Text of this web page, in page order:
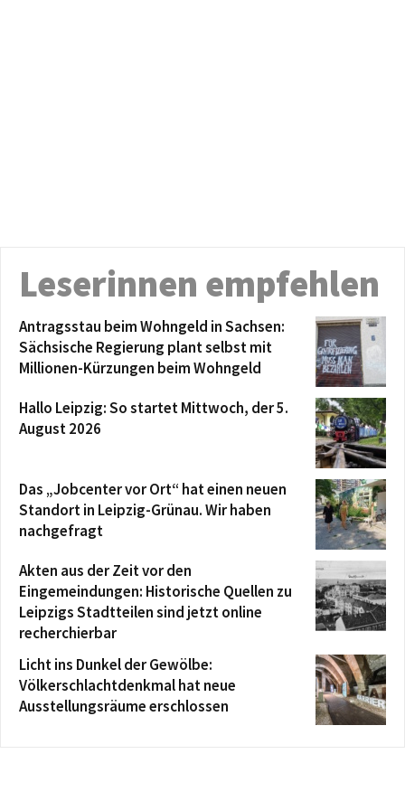
Leserinnen empfehlen
Antragsstau beim Wohngeld in Sachsen:
Sächsische Regierung plant selbst mit
Millionen-Kürzungen beim Wohngeld
Hallo Leipzig: So startet Mittwoch, der 5.
August 2026
Das „Jobcenter vor Ort“ hat einen neuen
Standort in Leipzig-Grünau. Wir haben
nachgefragt
Akten aus der Zeit vor den
Eingemeindungen: Historische Quellen zu
Leipzigs Stadtteilen sind jetzt online
recherchierbar
Licht ins Dunkel der Gewölbe:
Völkerschlachtdenkmal hat neue
Ausstellungsräume erschlossen